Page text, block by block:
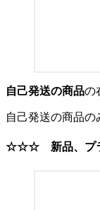
自己発送の商品の
自己発送の商品
☆☆☆ 新品、プ